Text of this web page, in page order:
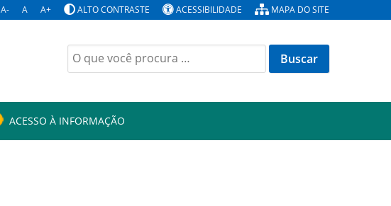
A- A A+ ALTO CONTRASTE ACESSIBILIDADE MAPA DO SITE
Buscar
por:
ACESSO À INFORMAÇÃO